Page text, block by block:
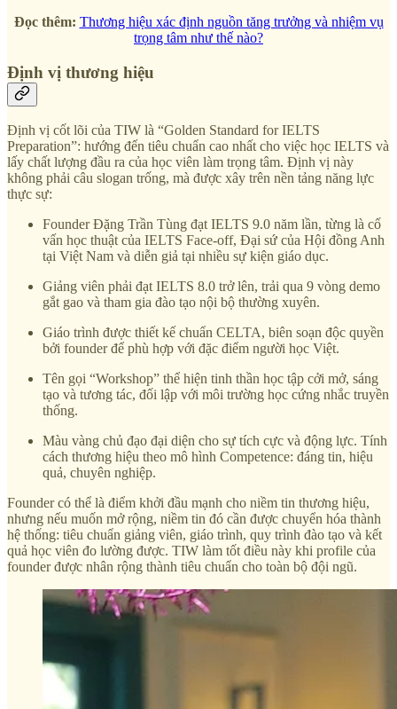
Đọc thêm: Thương hiệu xác định nguồn tăng trưởng và nhiệm vụ
trọng tâm như thế nào?
Định vị thương hiệu
Định vị cốt lõi của TIW là “Golden Standard for IELTS
Preparation”: hướng đến tiêu chuẩn cao nhất cho việc học IELTS và
lấy chất lượng đầu ra của học viên làm trọng tâm. Định vị này
không phải câu slogan trống, mà được xây trên nền tảng năng lực
thực sự:
Founder Đặng Trần Tùng đạt IELTS 9.0 năm lần, từng là cố
vấn học thuật của IELTS Face-off, Đại sứ của Hội đồng Anh
tại Việt Nam và diễn giả tại nhiều sự kiện giáo dục.
Giảng viên phải đạt IELTS 8.0 trở lên, trải qua 9 vòng demo
gắt gao và tham gia đào tạo nội bộ thường xuyên.
Giáo trình được thiết kế chuẩn CELTA, biên soạn độc quyền
bởi founder để phù hợp với đặc điểm người học Việt.
Tên gọi “Workshop” thể hiện tinh thần học tập cởi mở, sáng
tạo và tương tác, đối lập với môi trường học cứng nhắc truyền
thống.
Màu vàng chủ đạo đại diện cho sự tích cực và động lực. Tính
cách thương hiệu theo mô hình Competence: đáng tin, hiệu
quả, chuyên nghiệp.
Founder có thể là điểm khởi đầu mạnh cho niềm tin thương hiệu,
nhưng nếu muốn mở rộng, niềm tin đó cần được chuyển hóa thành
hệ thống: tiêu chuẩn giảng viên, giáo trình, quy trình đào tạo và kết
quả học viên đo lường được. TIW làm tốt điều này khi profile của
founder được nhân rộng thành tiêu chuẩn cho toàn bộ đội ngũ.